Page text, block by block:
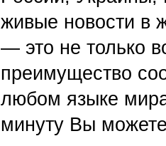
живые новости в
— это не только
преимущество
любом языке
минуту Вы